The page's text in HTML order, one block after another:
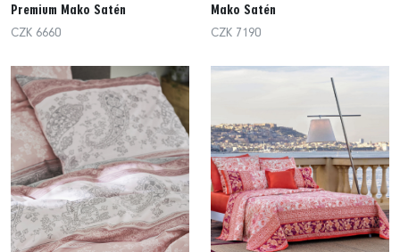
Premium Mako Satén
CZK 6660
Mako Satén
CZK 7190